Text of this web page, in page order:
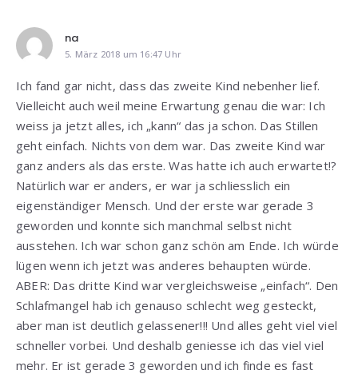
na
5. März 2018 um 16:47 Uhr
Ich fand gar nicht, dass das zweite Kind nebenher lief.
Vielleicht auch weil meine Erwartung genau die war: Ich
weiss ja jetzt alles, ich „kann“ das ja schon. Das Stillen
geht einfach. Nichts von dem war. Das zweite Kind war
ganz anders als das erste. Was hatte ich auch erwartet!?
Natürlich war er anders, er war ja schliesslich ein
eigenständiger Mensch. Und der erste war gerade 3
geworden und konnte sich manchmal selbst nicht
ausstehen. Ich war schon ganz schön am Ende. Ich würde
lügen wenn ich jetzt was anderes behaupten würde.
ABER: Das dritte Kind war vergleichsweise „einfach“. Den
Schlafmangel hab ich genauso schlecht weg gesteckt,
aber man ist deutlich gelassener!!! Und alles geht viel viel
schneller vorbei. Und deshalb geniesse ich das viel viel
mehr. Er ist gerade 3 geworden und ich finde es fast